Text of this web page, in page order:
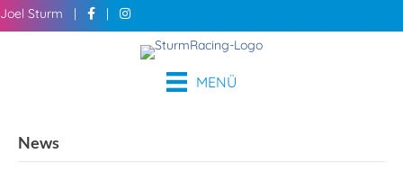
Joel Sturm | |
MENÜ
News